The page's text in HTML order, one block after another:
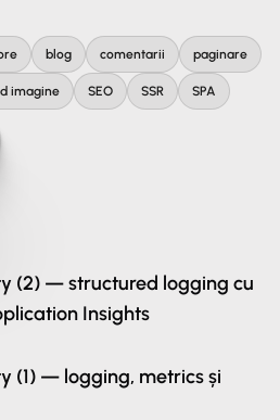
blog comentarii paginare
imagine SEO SSR SPA
(2) — structured logging cu
Insights
(1) — logging, metrics și